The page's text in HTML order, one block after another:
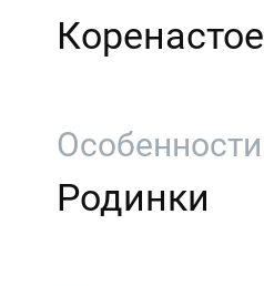
Коренастое
Особенности
Родинки